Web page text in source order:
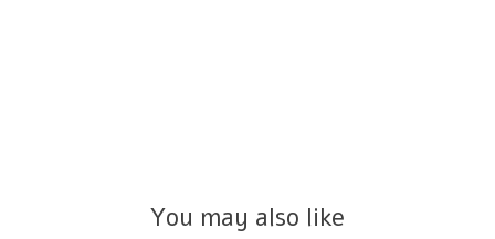
You may also like